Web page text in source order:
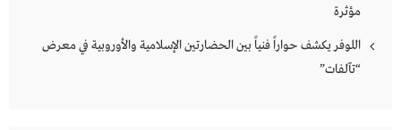
مؤثرة
اللوفر يكشف حواراً فنياً بين الحضارتين الإسلامية والأوروبية في معرض
“تآلفات”